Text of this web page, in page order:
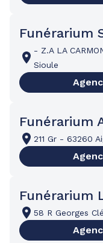
Funérarium
- Z.A LA
Sioule
Funérarium
211 Gr - 63260
Funérarium
58 R Georges